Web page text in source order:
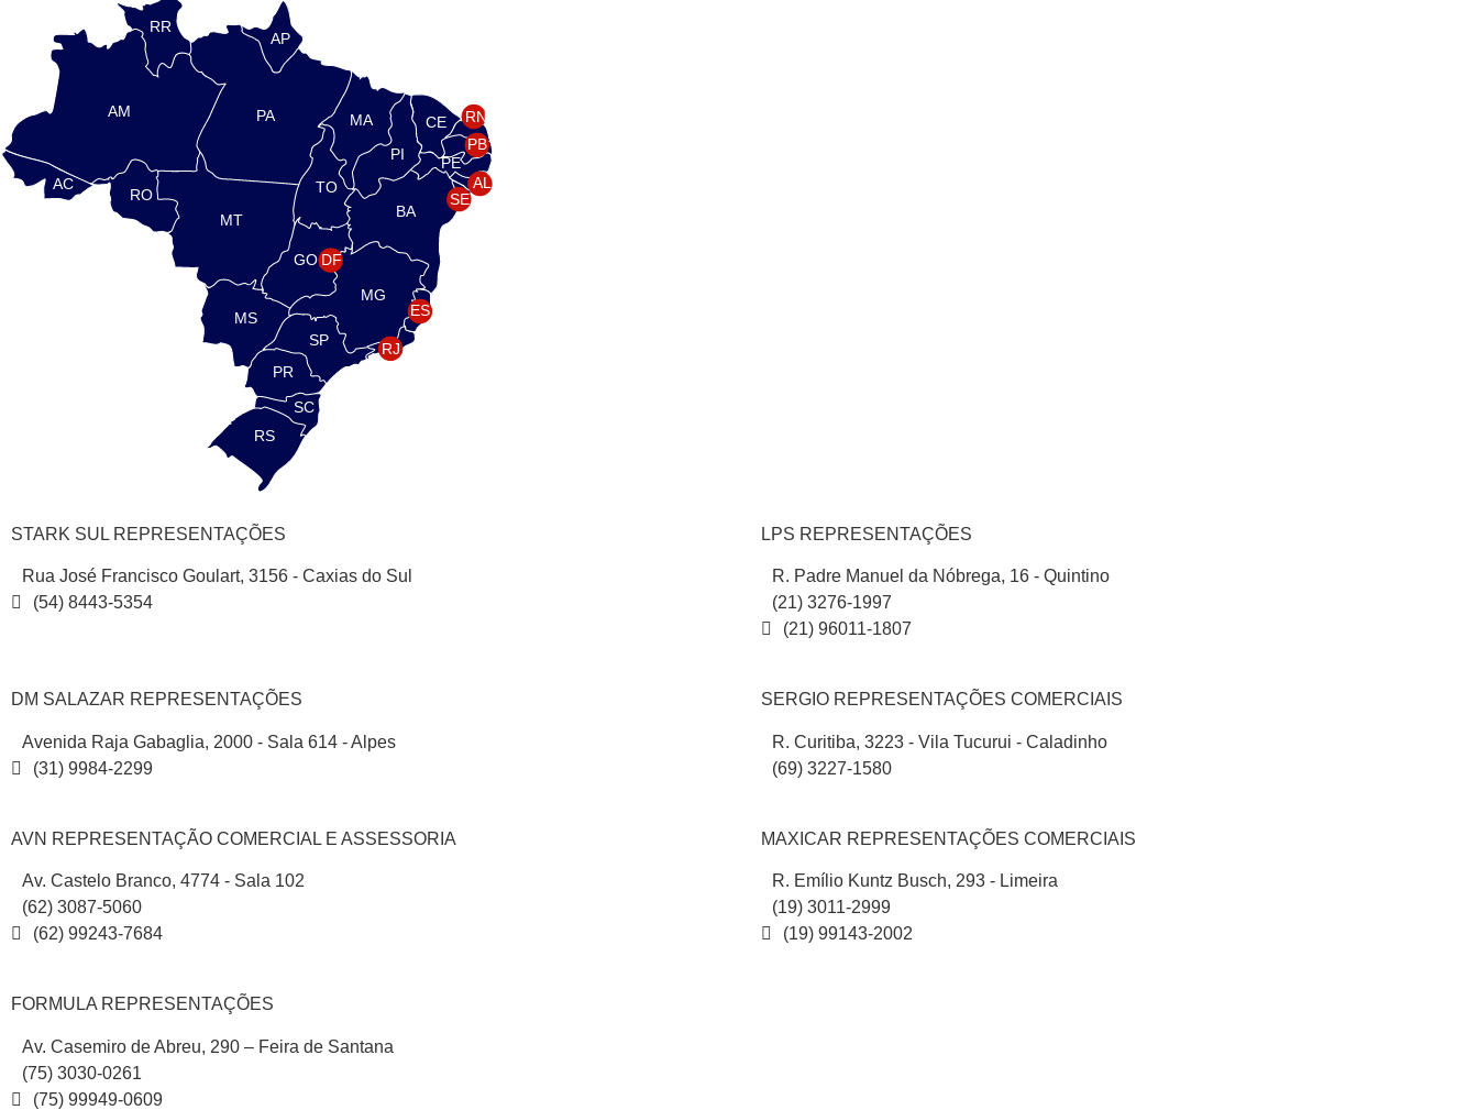
TO
BA
SE
PE
AL
RN
CE
PI
MA
AP
PA
RR
AM
AC
RO
MT
MS
GO
PR
SC
RS
SP
MG
RJ
ES
DF
PB
STARK SUL REPRESENTAÇÕES
Rua José Francisco Goulart, 3156 - Caxias do Sul
(54) 8443-5354
LPS REPRESENTAÇÕES
R. Padre Manuel da Nóbrega, 16 - Quintino
(21) 3276-1997
(21) 96011-1807
DM SALAZAR REPRESENTAÇÕES
Avenida Raja Gabaglia, 2000 - Sala 614 - Alpes
(31) 9984-2299
SERGIO REPRESENTAÇÕES COMERCIAIS
R. Curitiba, 3223 - Vila Tucurui - Caladinho
(69) 3227-1580
AVN REPRESENTAÇÃO COMERCIAL E ASSESSORIA
Av. Castelo Branco, 4774 - Sala 102
(62) 3087-5060
(62) 99243-7684
MAXICAR REPRESENTAÇÕES COMERCIAIS
R. Emílio Kuntz Busch, 293 - Limeira
(19) 3011-2999
(19) 99143-2002
FORMULA REPRESENTAÇÕES
Av. Casemiro de Abreu, 290 – Feira de Santana
(75) 3030-0261
(75) 99949-0609